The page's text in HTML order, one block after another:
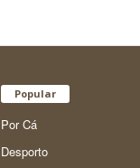
Popular
Por Cá
Desporto